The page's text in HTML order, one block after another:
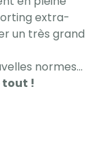
extra-
un très grand
normes...
tout !